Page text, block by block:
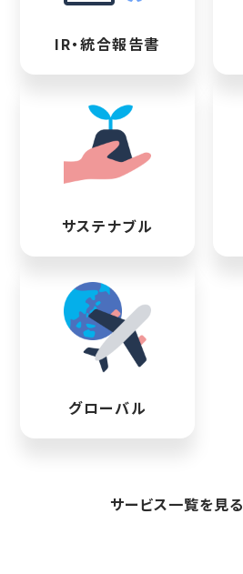
IR・統合報告書
サステナブル
グローバル
サービス一覧を見る